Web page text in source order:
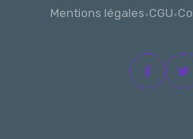
Mentions légales·CGU·